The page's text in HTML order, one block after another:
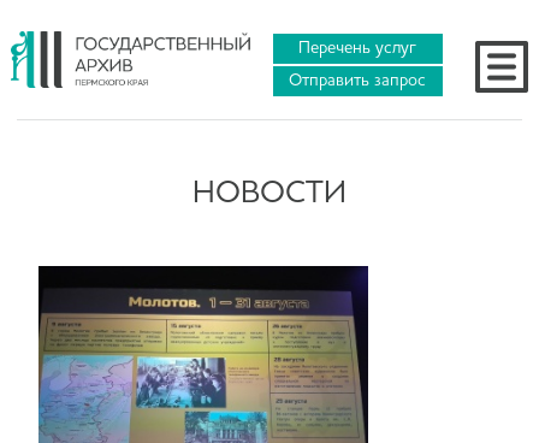
Перечень услуг
Отправить запрос
НОВОСТИ